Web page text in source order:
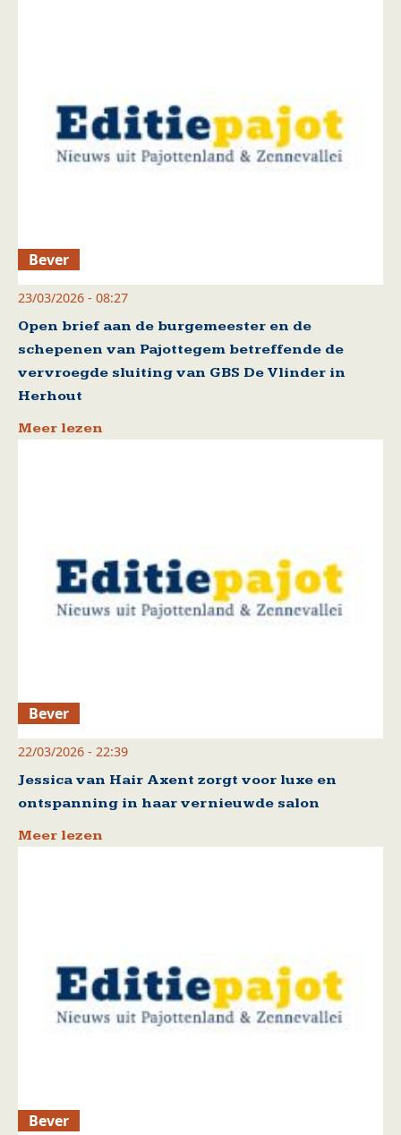
Bever
23/03/2026 - 08:27
Open brief aan de burgemeester en de
schepenen van Pajottegem betreffende de
vervroegde sluiting van GBS De Vlinder in
Herhout
Meer lezen
Bever
22/03/2026 - 22:39
Jessica van Hair Axent zorgt voor luxe en
ontspanning in haar vernieuwde salon
Meer lezen
Bever